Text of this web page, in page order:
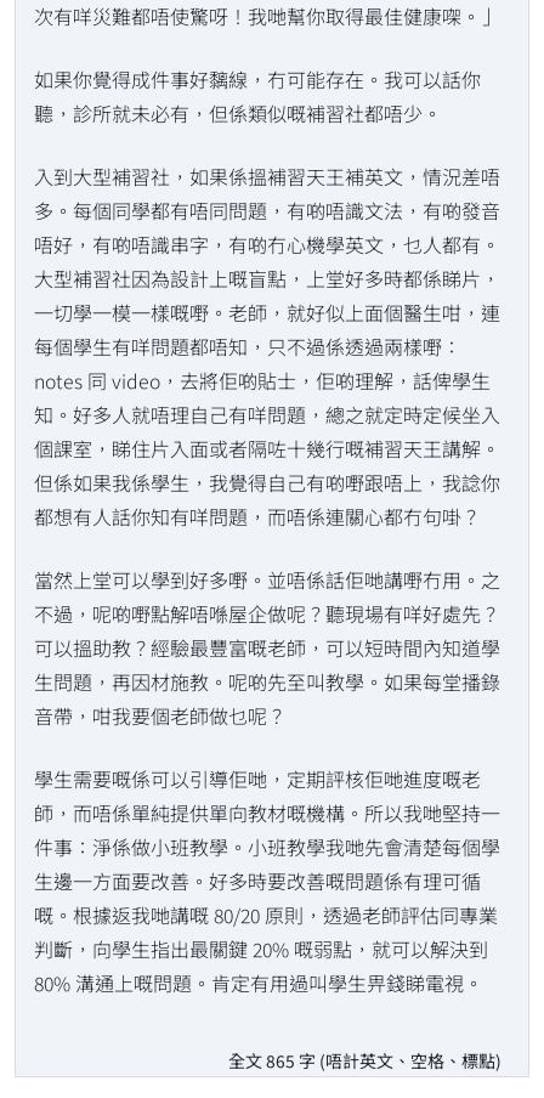
次有咩災難都唔使驚呀！我哋幫你取得最佳健康㗎。」
如果你覺得成件事好黐線，冇可能存在。我可以話你
聽，診所就未必有，但係類似嘅補習社都唔少。
入到大型補習社，如果係搵補習天王補英文，情況差唔
多。每個同學都有唔同問題，有啲唔識文法，有啲發音
唔好，有啲唔識串字，有啲冇心機學英文，乜人都有。
大型補習社因為設計上嘅盲點，上堂好多時都係睇片，
一切學一模一樣嘅嘢。老師，就好似上面個醫生咁，連
每個學生有咩問題都唔知，只不過係透過兩樣嘢：
notes 同 video，去將佢啲貼士，佢啲理解，話俾學生
知。好多人就唔理自己有咩問題，總之就定時定候坐入
個課室，睇住片入面或者隔咗十幾行嘅補習天王講解。
但係如果我係學生，我覺得自己有啲嘢跟唔上，我諗你
都想有人話你知有咩問題，而唔係連關心都冇句啩？
當然上堂可以學到好多嘢。並唔係話佢哋講嘢冇用。之
不過，呢啲嘢點解唔喺屋企做呢？聽現場有咩好處先？
可以搵助教？經驗最豐富嘅老師，可以短時間內知道學
生問題，再因材施教。呢啲先至叫教學。如果每堂播錄
音帶，咁我要個老師做乜呢？
學生需要嘅係可以引導佢哋，定期評核佢哋進度嘅老
師，而唔係單純提供單向教材嘅機構。所以我哋堅持一
件事：淨係做小班教學。小班教學我哋先會清楚每個學
生邊一方面要改善。好多時要改善嘅問題係有理可循
嘅。根據返我哋講嘅 80/20 原則，透過老師評估同專業
判斷，向學生指出最關鍵 20% 嘅弱點，就可以解決到
80% 溝通上嘅問題。肯定有用過叫學生畀錢睇電視。
全文 865 字 (唔計英文、空格、標點)